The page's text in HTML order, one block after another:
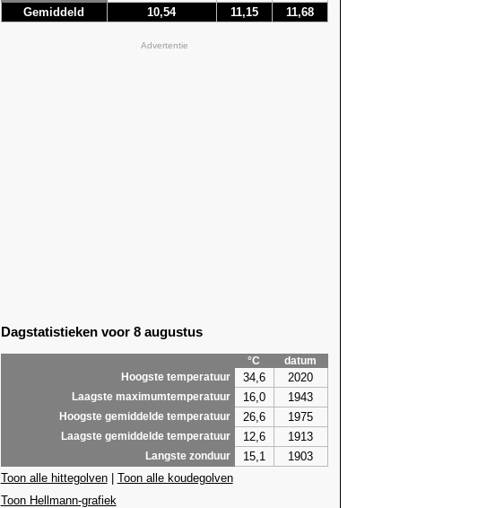
Gemiddeld 10,54 11,15 11,68
Advertentie
Dagstatistieken voor 8 augustus
°C
datum
Hoogste temperatuur
34,6 2020
Laagste maximumtemperatuur 16,0 1943
Hoogste gemiddelde temperatuur 26,6 1975
Laagste gemiddelde temperatuur 12,6 1913
Langste zonduur 15,1
1903
Toon alle hittegolven| Toon alle koudegolven
Toon Hellmann-grafiek